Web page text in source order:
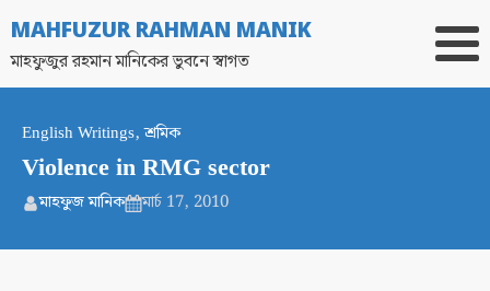
MAHFUZUR RAHMAN MANIK
মাহফুজুর রহমান মানিকের ভুবনে স্বাগত
English Writings,শ্রমিক
Violence in RMG sector
মাহফুজ মানিক মার্চ 17, 2010